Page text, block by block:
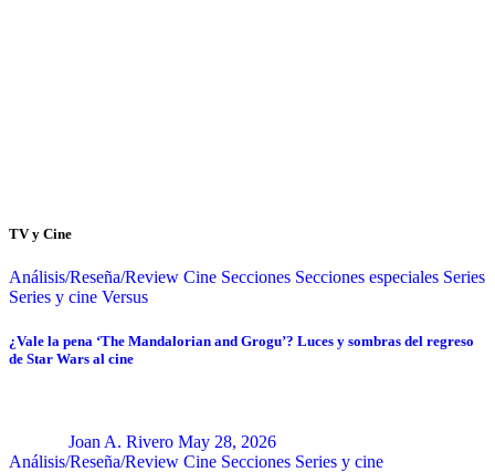
TV y Cine
Análisis/Reseña/Review Cine Secciones Secciones especiales Series
Series y cine Versus
¿Vale la pena ‘The Mandalorian and Grogu’? Luces y sombras del regreso
de Star Wars al cine
Joan A. Rivero May 28, 2026
Análisis/Reseña/Review Cine Secciones Series y cine